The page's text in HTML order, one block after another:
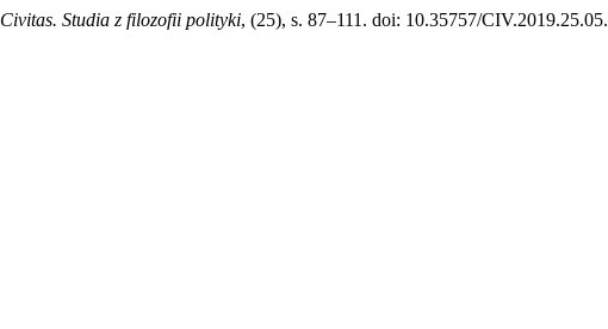
Civitas. Studia z filozofii polityki, (25), s. 87–111. doi: 10.35757/CIV.2019.25.05.